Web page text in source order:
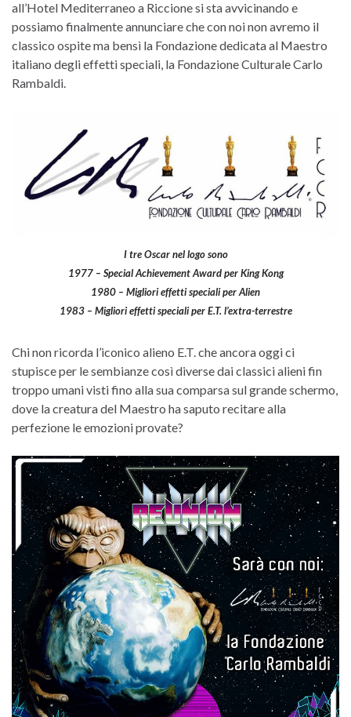
all’Hotel Mediterraneo a Riccione si sta avvicinando e
possiamo finalmente annunciare che con noi non avremo il
classico ospite ma bensì la Fondazione dedicata al Maestro
italiano degli effetti speciali, la Fondazione Culturale Carlo
Rambaldi.
I tre Oscar nel logo sono
1977 – Special Achievement Award per King Kong
1980 – Migliori effetti speciali per Alien
1983 – Migliori effetti speciali per E.T. l’extra-terrestre
Chi non ricorda l’iconico alieno E.T. che ancora oggi ci
stupisce per le sembianze così diverse dai classici alieni fin
troppo umani visti fino alla sua comparsa sul grande schermo,
dove la creatura del Maestro ha saputo recitare alla
perfezione le emozioni provate?